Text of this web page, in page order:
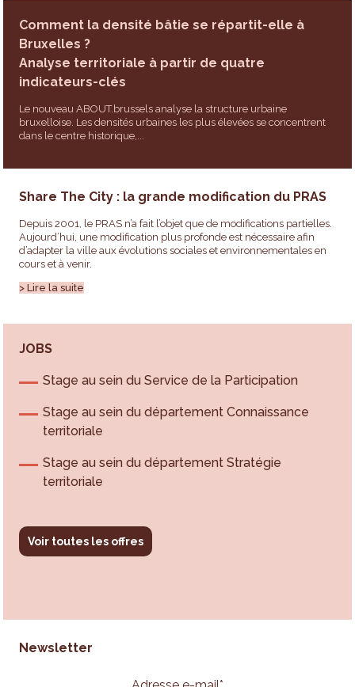
Comment la densité bâtie se répartit-elle à
Bruxelles ?
Analyse territoriale à partir de quatre
indicateurs-clés
Le nouveau ABOUT.brussels analyse la structure urbaine
bruxelloise. Les densités urbaines les plus élevées se concentrent
dans le centre historique,...
Share The City : la grande modification du PRAS
Depuis 2001, le PRAS n’a fait l’objet que de modifications partielles.
Aujourd’hui, une modification plus profonde est nécessaire afin
d’adapter la ville aux évolutions sociales et environnementales en
cours et à venir.
> Lire la suite
JOBS
Stage au sein du Service de la Participation
Stage au sein du département Connaissance
territoriale
Stage au sein du département Stratégie
territoriale
Voir toutes les offres
Newsletter